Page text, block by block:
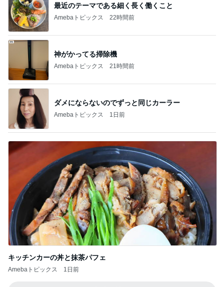
最近のテーマである細く長く働くこと
Amebaトピックス 22時間前
神がかってる掃除機
Amebaトピックス 21時間前
ダメにならないのでずっと同じカーラー
Amebaトピックス 1日前
キッチンカーの丼と抹茶パフェ
Amebaトピックス 1日前